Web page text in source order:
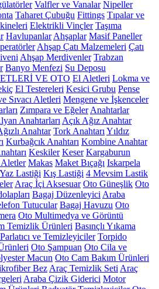
Valfler ve Vanalar Nipeller
Taharet Çubuğu Fittings Tıpalar ve
Elektrikli Vinçler Taşıma
Havlupanlar Ahşaplar Masif Paneller
Ahşap Çatı Malzemeleri Çatı
Ahşap Merdivenler Trabzan
Banyo Menfezi Su Deposu
VE OTO El Aletleri Lokma ve
El Testereleri Kesici Grubu Pense
Sıvacı Aletleri Mengene ve İşkenceler
Zımpara ve Eğeler Anahtarlar
Anahtarları Açık Ağız Anahtar
Anahtar Tork Anahtarı Yıldız
Kurbağcık Anahtarı Kombine Anahtar
Keskiler Keser Kargaburun
Makas Maket Bıçağı Iskarpela
Yaz Lastiği Kış Lastiği 4 Mevsim Lastik
Araç İçi Aksesuar Oto Güneşlik Oto
Bagaj Düzenleyici Araba
Tutucular Bagaj Havuzu Oto
Oto Multimedya ve Görüntü
Temizlik Ürünleri Basınçlı Yıkama
ve Temizleyiciler Torpido
Oto Şampuan Oto Cila ve
Macun Oto Cam Bakım Ürünleri
Bez Araç Temizlik Seti Araç
Araba Çizik Giderici Motor